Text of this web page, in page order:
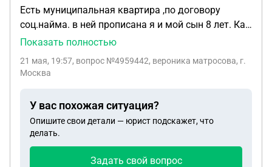
Есть муниципальная квартира ,по договору
соц.найма. в ней прописана я и мой сын 8 лет. Как
приватизировать квартиру? Можно ли через
приватизацию? И возможно ли это сделать на
Показать полностью
21 мая, 19:57, вопрос №4959442, вероника матросова, г.
Москва
У вас похожая ситуация?
Опишите свои детали — юрист подскажет, что
делать.
Задать свой вопрос